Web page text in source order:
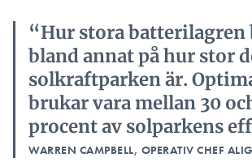
“Hur stora
bland annat på hur stor
solkraftparken är.
brukar vara mellan 30
procent av solparkens
WARREN CAMPBELL, OPERATIV CHEF